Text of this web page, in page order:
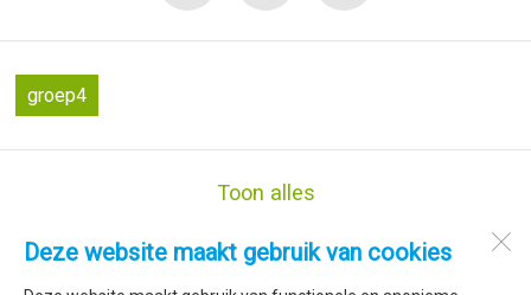
Deze website maakt gebruik van cookies
groep4
Toon alles